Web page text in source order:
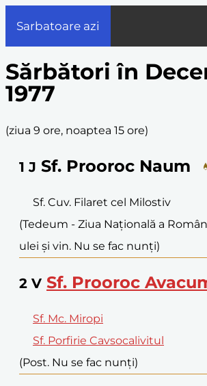
Sarbatoare azi
Sărbători în
1977
(ziua 9 ore, noaptea 15 ore)
1 J Sf. Prooroc Naum
Sf. Cuv. Filaret cel Milostiv
(Tedeum - Ziua Națională a
ulei și vin. Nu se fac nunți)
2 V Sf. Prooroc
Sf. Mc. Miropi
Sf. Porfirie Cavsocalivitul
(Post. Nu se fac nunți)